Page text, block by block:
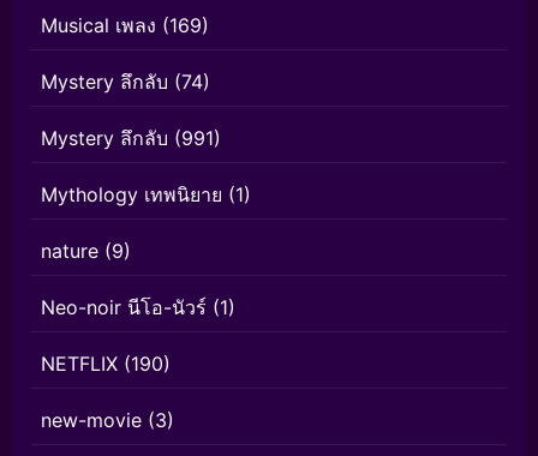
Musical เพลง (169)
Mystery ลึกลับ (74)
Mystery ลึกลับ (991)
Mythology เทพนิยาย (1)
nature (9)
Neo-noir นีโอ-นัวร์ (1)
NETFLIX (190)
new-movie (3)